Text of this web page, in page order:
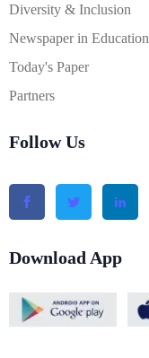
Diversity & Inclusion
Newspaper in Education
Today's Paper
Partners
Follow Us
Download App